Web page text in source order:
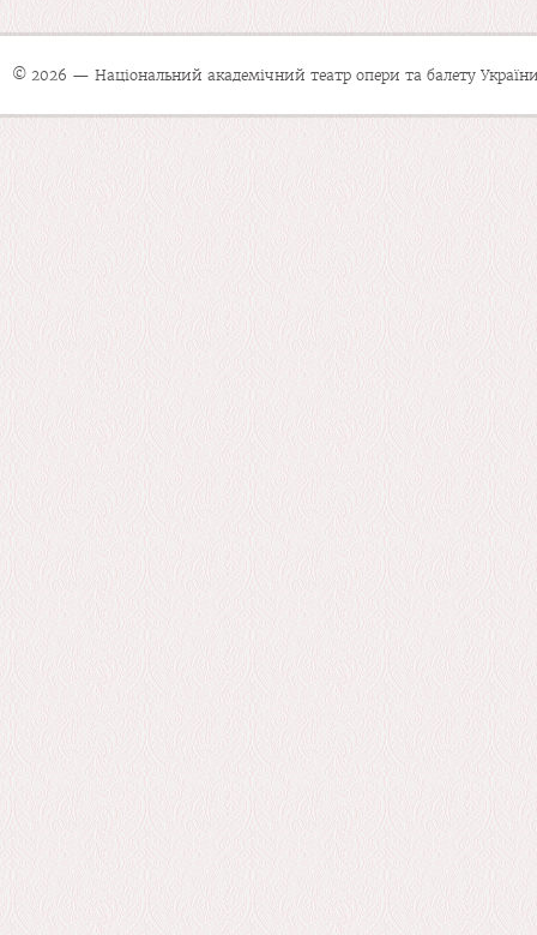
© 2026 — Національний академічний театр опери та балету